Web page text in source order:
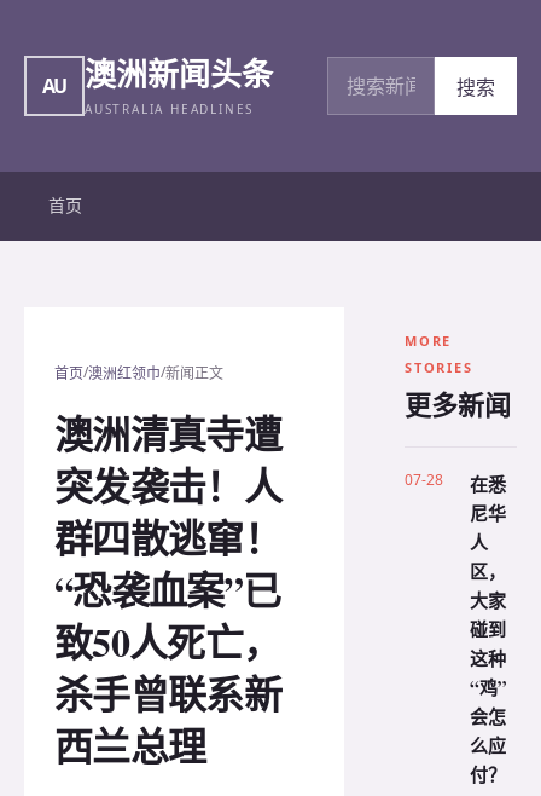
AU 澳洲新闻头条
AUSTRALIA HEADLINES
搜索新闻
搜索
首页
首页/澳洲红领巾/新闻正文
澳洲清真寺遭
突发袭击！人
群四散逃窜！
“恐袭血案”已
致50人死亡，
杀手曾联系新
西兰总理
MORE
STORIES
更多新闻
07-28
在悉
尼华
人
区，
大家
碰到
这种
“鸡”
会怎
么应
付？